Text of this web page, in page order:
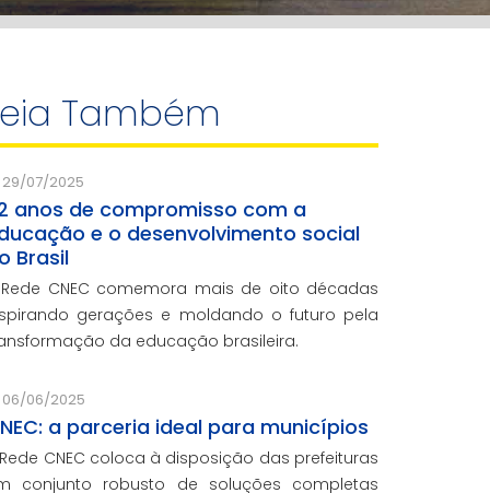
Também
29/07/2025
anos de compromisso com a
e o desenvolvimento social
Brasil
CNEC comemora mais de oito décadas
gerações e moldando o futuro pela
da educação brasileira.
06/06/2025
a parceria ideal para municípios
CNEC coloca à disposição das prefeituras
conjunto robusto de soluções completas